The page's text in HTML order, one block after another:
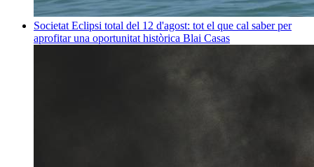
Societat Eclipsi total del 12 d'agost: tot el que cal saber per
aprofitar una oportunitat històrica Blai Casas